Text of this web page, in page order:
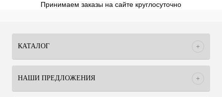
Принимаем заказы на сайте круглосуточно
КАТАЛОГ
НАШИ ПРЕДЛОЖЕНИЯ